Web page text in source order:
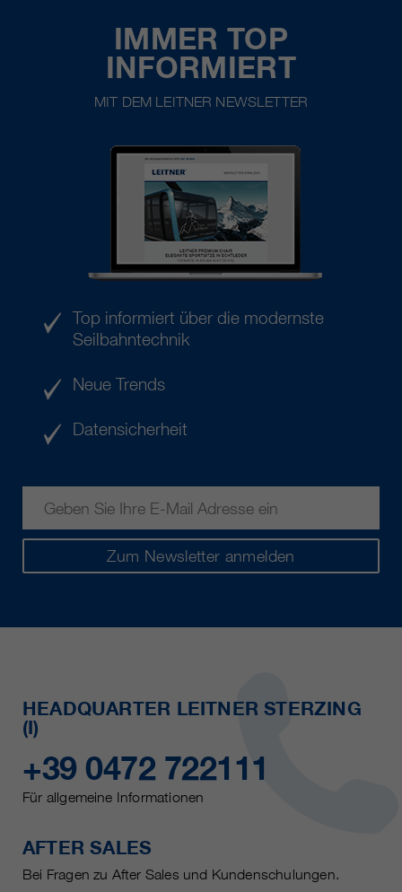
IMMER TOP
INFORMIERT
MIT DEM LEITNER NEWSLETTER
Zum Newsletter anmelden
Top informiert über die modernste
Seilbahntechnik
Neue Trends
Datensicherheit
HEADQUARTER LEITNER STERZING
(I)
+39 0472 722111
Für allgemeine Informationen
AFTER SALES
Bei Fragen zu After Sales und Kundenschulungen.